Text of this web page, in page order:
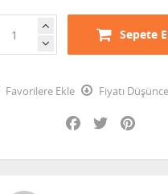
Sepete
Favorilere Ekle
Fiyatı
Facebook
Twitter